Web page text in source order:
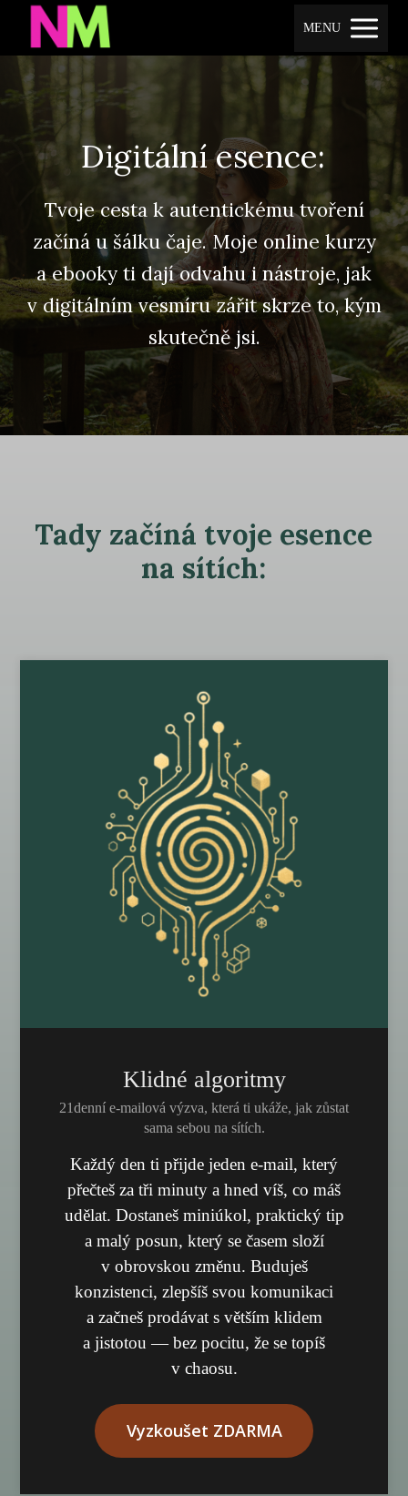
MENU
Digitální esence:
Tvoje cesta k autentickému tvoření
začíná u šálku čaje. Moje online kurzy
a ebooky ti dají odvahu i nástroje, jak
v digitálním vesmíru zářit skrze to, kým
skutečně jsi.
Tady začíná tvoje esence
na sítích:
Klidné algoritmy
21denní e-mailová výzva, která ti ukáže, jak zůstat
sama sebou na sítích.
Každý den ti přijde jeden e-mail, který
přečteš za tři minuty a hned víš, co máš
udělat. Dostaneš miniúkol, praktický tip
a malý posun, který se časem složí
v obrovskou změnu. Buduješ
konzistenci, zlepšíš svou komunikaci
a začneš prodávat s větším klidem
a jistotou — bez pocitu, že se topíš
v chaosu.
Vyzkoušet ZDARMA